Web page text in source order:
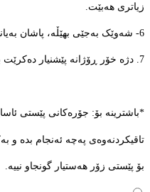
زیاتری هەبێت.
6- شەوێک بەجێی بهێڵە، پاشان بەیانیان بیشۆ و هەفتانە بەکاری بهێنە.
7. دژە خۆر ڕۆژانە پێشنیار دەکرێت بۆ خۆپاراستن لە خۆر.
*باشترینە بۆ: جۆرەکانی پێستی
تاقیکردنەوەی پەچە ئەنجام بدە و
بۆ پێستی زۆر هەستیار گونجاو نییە.